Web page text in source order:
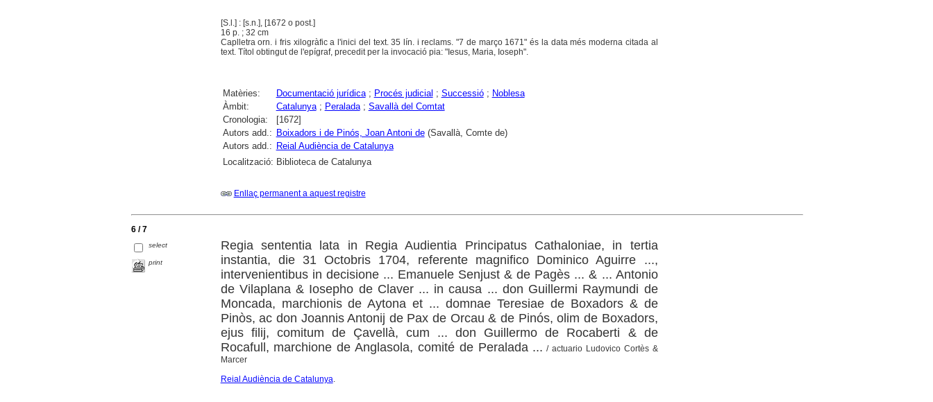
[S.l.] : [s.n.], [1672 o post.]
16 p. ; 32 cm
Caplletra orn. i fris xilogràfic a l'inici del text. 35 lín. i reclams. "7 de março 1671" és la data més moderna citada al
text. Títol obtingut de l'epígraf, precedit per la invocació pia: "Iesus, Maria, Ioseph".
Matèries: Documentació jurídica; Procés judicial ; Successió; Noblesa
Àmbit:
Catalunya; Peralada; Savallà del Comtat
Cronologia:
[1672]
Autors add.: Boixadors i de Pinós, Joan Antoni de(Savallà, Comte de)
Autors add.: Reial Audiència de Catalunya
Localització: Biblioteca de Catalunya
Enllaç permanent a aquest registre
6 / 7
select
print
Regia sententia lata in Regia Audientia Principatus Cathaloniae, in tertia
instantia, die 31 Octobris 1704, referente magnifico Dominico Aguirre ...,
intervenientibus in decisione ... Emanuele Senjust & de Pagès ... & ... Antonio
de Vilaplana & Iosepho de Claver ... in causa ... don Guillermi Raymundi de
Moncada, marchionis de Aytona et ... domnae Teresiae de Boxadors & de
Pinòs, ac don Joannis Antonij de Pax de Orcau & de Pinós, olim de Boxadors,
ejus filij, comitum de Çavellà, cum ... don Guillermo de Rocaberti & de
Rocafull, marchione de Anglasola, comité de Peralada ... / actuario Ludovico Cortès &
Marcer
Reial Audiència de Catalunya